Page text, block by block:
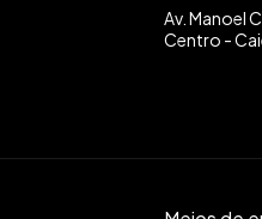
Av. Manoel
Centro -